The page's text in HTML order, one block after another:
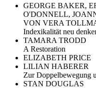
GEORGE BAKER,
O'DONNELL,
VON VERA
Indexikalität neu
TAMARA TRODD
A Restoration
ELIZABETH PRICE
LILIAN HABERER
Zur Doppelbewegung
STAN DOUGLAS